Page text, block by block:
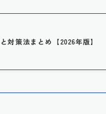
対策法まとめ【2026年版】